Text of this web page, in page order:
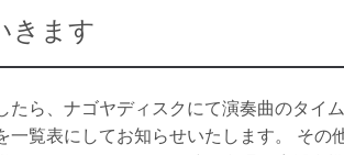
きます
たら、ナゴヤディスクにて演奏曲のタイ
一覧表にしてお知らせいたします。 その